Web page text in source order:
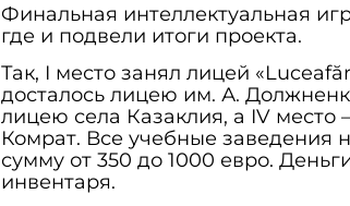
Финальная интеллектуальная
где и подвели итоги проекта.
Так, I место занял лицей
досталось лицею им. А.
лицею села Казаклия, а IV
Комрат. Все учебные заведения
сумму от 350 до 1000 евро.
инвентаря.